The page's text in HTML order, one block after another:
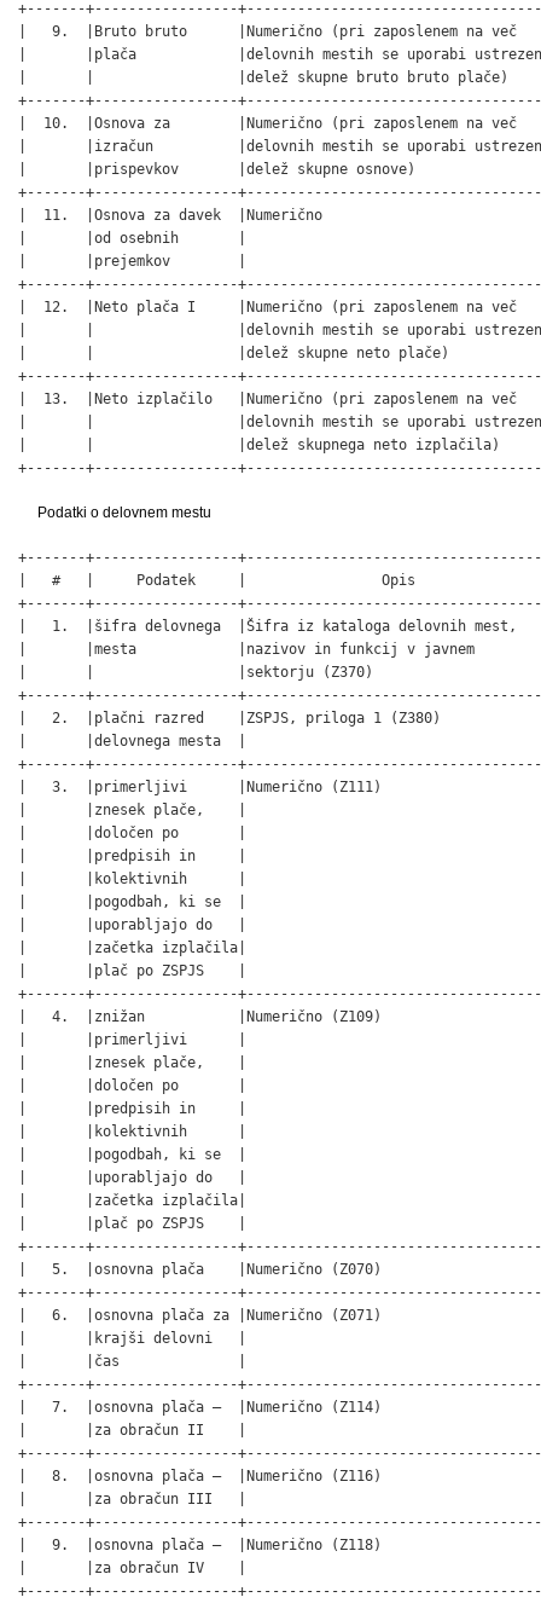
+-------+-----------------
|   9.  |Bruto bruto      |Numerično (pri zaposlenem na več
|       |plača            |delovnih mestih se uporabi
|       |                 |delež skupne bruto bruto plače)
+-------+-----------------
|  10.  |Osnova za        |Numerično (pri zaposlenem na več
|       |izračun          |delovnih mestih se uporabi
|       |prispevkov       |delež skupne osnove)
+-------+-----------------
|  11.  |Osnova za davek  |Numerično
|       |od osebnih       |
|       |prejemkov        |
+-------+-----------------
|  12.  |Neto plača I     |Numerično (pri zaposlenem na več
|       |                 |delovnih mestih se uporabi
|       |                 |delež skupne neto plače)
+-------+-----------------
|  13.  |Neto izplačilo   |Numerično (pri zaposlenem na več
|       |                 |delovnih mestih se uporabi
|       |                 |delež skupnega neto izplačila)
+-------+-----------------
Podatki o delovnem mestu
+-------+-----------------
|   #   |     Podatek     |                Opis
+-------+-----------------
|   1.  |šifra delovnega  |Šifra iz kataloga delovnih mest,
|       |mesta            |nazivov in funkcij v javnem
|       |                 |sektorju (Z370)
+-------+-----------------
|   2.  |plačni razred    |ZSPJS, priloga 1 (Z380)
|       |delovnega mesta  |
+-------+-----------------
|   3.  |primerljivi      |Numerično (Z111)
|       |znesek plače,    |
|       |določen po       |
|       |predpisih in     |
|       |kolektivnih      |
|       |pogodbah, ki se  |
|       |uporabljajo do   |
|       |začetka izplačila|
|       |plač po ZSPJS    |
+-------+-----------------
|   4.  |znižan           |Numerično (Z109)
|       |primerljivi      |
|       |znesek plače,    |
|       |določen po       |
|       |predpisih in     |
|       |kolektivnih      |
|       |pogodbah, ki se  |
|       |uporabljajo do   |
|       |začetka izplačila|
|       |plač po ZSPJS    |
+-------+-----------------
|   5.  |osnovna plača    |Numerično (Z070)
+-------+-----------------
|   6.  |osnovna plača za |Numerično (Z071)
|       |krajši delovni   |
|       |čas              |
+-------+-----------------
|   7.  |osnovna plača –  |Numerično (Z114)
|       |za obračun II    |
+-------+-----------------
|   8.  |osnovna plača –  |Numerično (Z116)
|       |za obračun III   |
+-------+-----------------
|   9.  |osnovna plača –  |Numerično (Z118)
|       |za obračun IV    |
+-------+-----------------